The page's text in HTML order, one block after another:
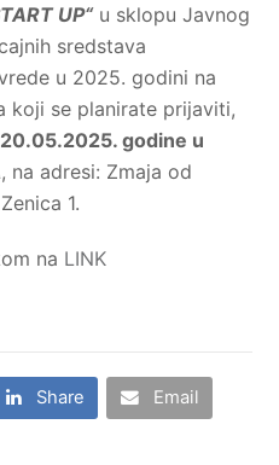
UP“u sklopu Javnog
sredstava
u 2025. godini na
koji se planirate prijaviti,
20.05.2025. godine u
na adresi: Zmaja od
1.
na LINK
Share Email